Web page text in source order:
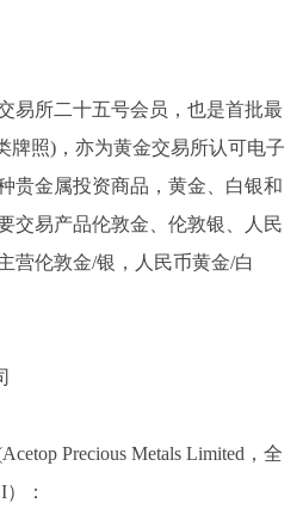
易所二十五号会员，也是首批最
牌照)，亦为黄金交易所认可电子
贵金属投资商品，黄金、白银和
交易产品伦敦金、伦敦银、人民
营伦敦金/银，人民币黄金/白
Precious Metals Limited，全
：